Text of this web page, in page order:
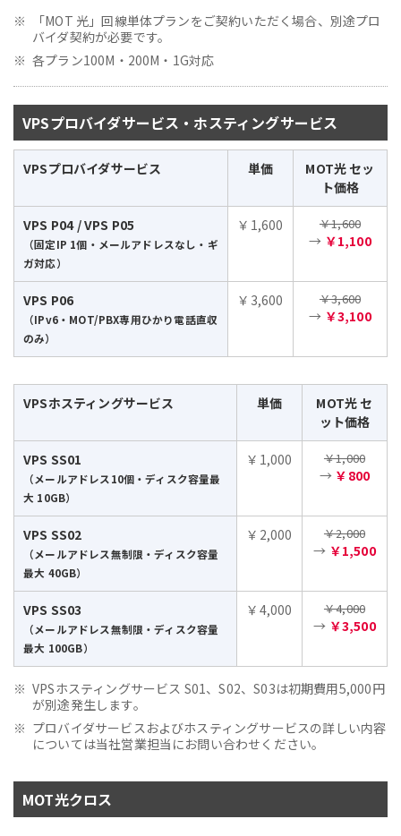
「MOT 光」回線単体プランをご契約いただく場合、別途プロ
バイダ契約が必要です。
各プラン100M・200M・1G対応
VPSプロバイダサービス・ホスティングサービス
VPSプロバイダサービス 単価
MOT光 セッ
ト価格
VPS P04 / VPS P05
（固定IP 1個・メールアドレスなし・ギ
ガ対応）
￥1,600 ￥1,600
→ ￥1,100
VPS P06
（IPv6・MOT/PBX専用ひかり電話直収
のみ）
￥3,600 ￥3,600
→ ￥3,100
VPSホスティングサービス 単価
MOT光 セ
ット価格
VPS SS01
（メールアドレス10個・ディスク容量最
大 10GB）
￥1,000 ￥1,000
→ ￥800
VPS SS02
（メールアドレス無制限・ディスク容量
最大 40GB）
￥2,000 ￥2,000
→ ￥1,500
VPS SS03
（メールアドレス無制限・ディスク容量
最大 100GB）
￥4,000 ￥4,000
→ ￥3,500
VPSホスティングサービス S01、S02、S03は初期費用5,000円
が別途発生します。
プロバイダサービスおよびホスティングサービスの詳しい内容
については当社営業担当にお問い合わせください。
MOT光クロス